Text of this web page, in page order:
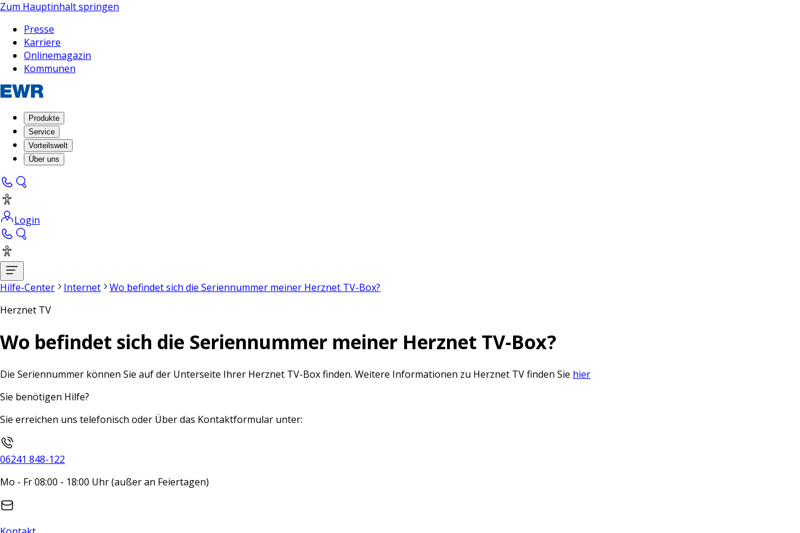
Zum Hauptinhalt springen
Presse
Karriere
Onlinemagazin
Kommunen
Produkte
Service
Vorteilswelt
Über uns
Login
Hilfe-Center Internet
Wo befindet sich die Seriennummer meiner Herznet TV-Box?
Herznet TV
Wo befindet sich die Seriennummer meiner Herznet TV-Box?
Die Seriennummer können Sie auf der Unterseite Ihrer Herznet TV-Box finden. Weitere Informationen zu Herznet TV finden Sie hier
Sie benötigen Hilfe?
Sie erreichen uns telefonisch oder Über das Kontaktformular unter:
06241 848-122
Mo - Fr 08:00 - 18:00 Uhr (außer an Feiertagen)